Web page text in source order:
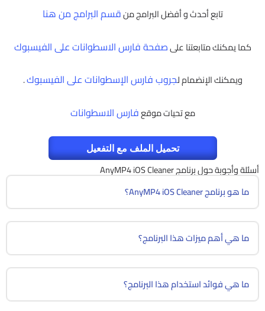
تابع أحدث و أفضل البرامج منقسم البرامج من هنا
كما يمكنك متابعتنا علىصفحة فارس الاسطوانات على الفيسبوك
ويمكنك الإنضمام لجروب فارس الإسطوانات على الفيسبوك.
مع تحيات موقعفارس الاسطوانات
تحميل الملف مع التفعيل
أسئلة وأجوبة حول برنامج AnyMP4 iOS Cleaner
ما هو برنامج AnyMP4 iOS Cleaner؟
ما هي أهم ميزات هذا البرنامج؟
ما هي فوائد استخدام هذا البرنامج؟